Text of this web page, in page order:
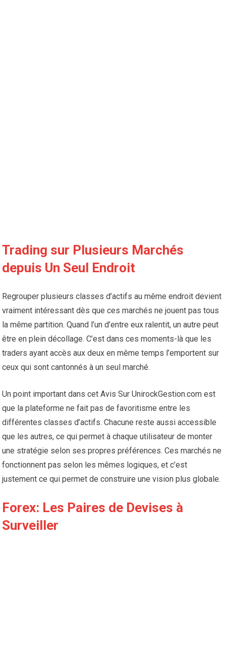
Trading sur Plusieurs Marchés
depuis Un Seul Endroit
Regrouper plusieurs classes d’actifs au même endroit devient
vraiment intéressant dès que ces marchés ne jouent pas tous
la même partition. Quand l’un d’entre eux ralentit, un autre peut
être en plein décollage. C’est dans ces moments-là que les
traders ayant accès aux deux en même temps l’emportent sur
ceux qui sont cantonnés à un seul marché.
Un point important dans cet Avis Sur UnirockGestion.com est
que la plateforme ne fait pas de favoritisme entre les
différentes classes d’actifs. Chacune reste aussi accessible
que les autres, ce qui permet à chaque utilisateur de monter
une stratégie selon ses propres préférences. Ces marchés ne
fonctionnent pas selon les mêmes logiques, et c’est
justement ce qui permet de construire une vision plus globale.
Forex: Les Paires de Devises à
Surveiller